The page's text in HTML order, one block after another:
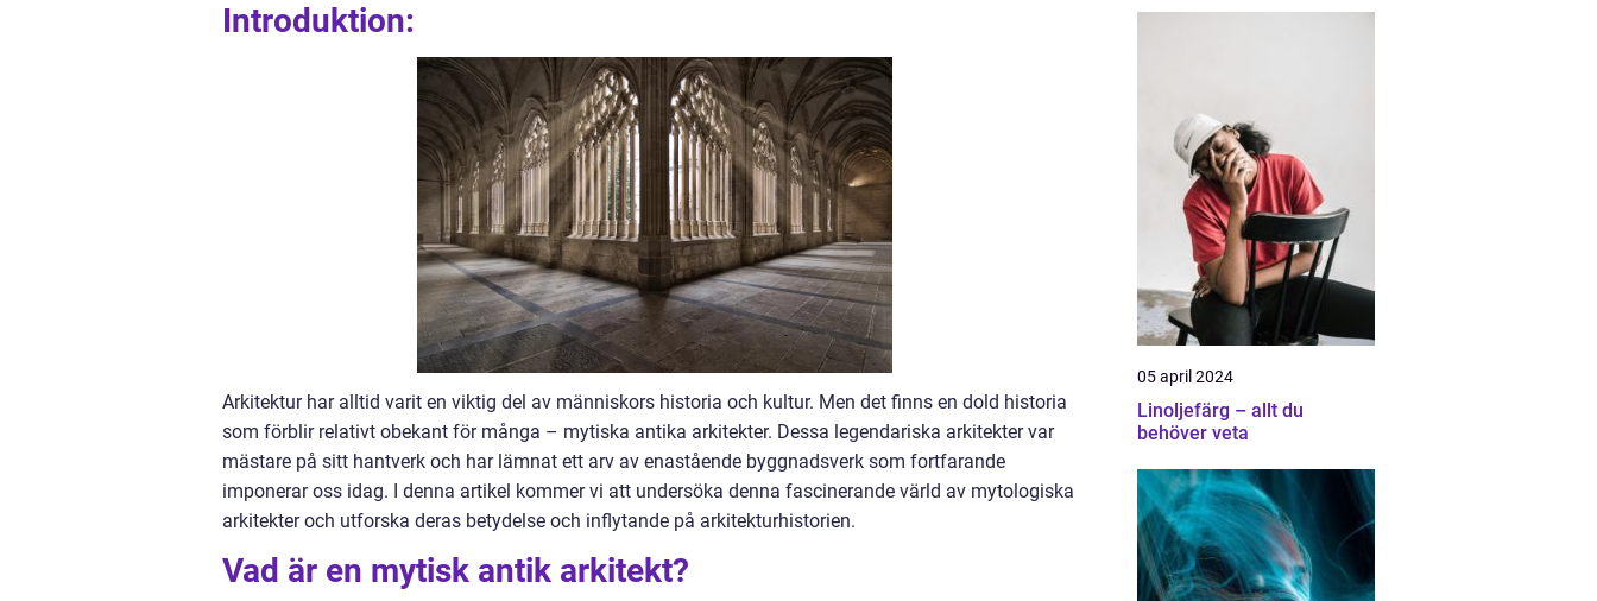
Introduktion:
Arkitektur har alltid varit en viktig del av människors historia och kultur. Men det finns en dold historia
som förblir relativt obekant för många – mytiska antika arkitekter. Dessa legendariska arkitekter var
mästare på sitt hantverk och har lämnat ett arv av enastående byggnadsverk som fortfarande
imponerar oss idag. I denna artikel kommer vi att undersöka denna fascinerande värld av mytologiska
arkitekter och utforska deras betydelse och inflytande på arkitekturhistorien.
Vad är en mytisk antik arkitekt?
05 april 2024
Linoljefärg – allt du
behöver veta